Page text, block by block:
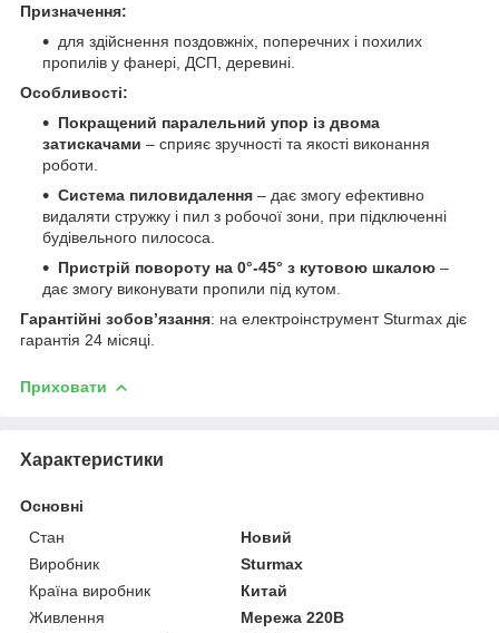
Призначення:
для здійснення поздовжніх, поперечних і похилих
пропилів у фанері, ДСП, деревині.
Особливості:
Покращений паралельний упор із двома
затискачами – сприяє зручності та якості виконання
роботи.
Система пиловидалення – дає змогу ефективно
видаляти стружку і пил з робочої зони, при підключенні
будівельного пилососа.
Пристрій повороту на 0°-45° з кутовою шкалою –
дає змогу виконувати пропили під кутом.
Гарантійні зобов’язання: на електроінструмент Sturmax діє
гарантія 24 місяці.
Приховати
Характеристики
Основні
Стан
Новий
Виробник
Sturmax
Країна виробник
Китай
Живлення
Мережа 220В